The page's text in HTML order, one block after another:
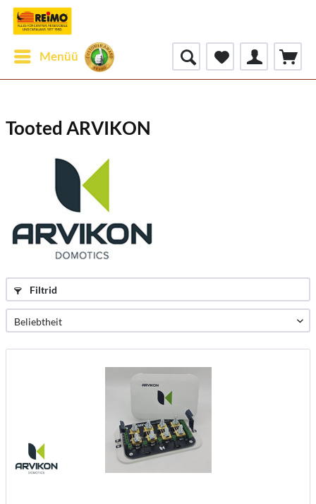
Menüü
Tooted ARVIKON
Filtrid